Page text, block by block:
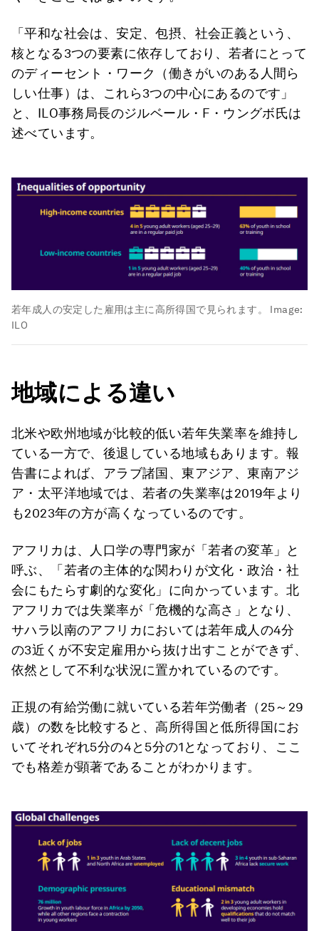
「平和な社会は、安定、包摂、社会正義という、
核となる3つの要素に依存しており、若者にとって
のディーセント・ワーク（働きがいのある人間ら
しい仕事）は、これら3つの中心にあるのです」
と、ILO事務局長のジルベール・F・ウングボ氏は
述べています。
若年成人の安定した雇用は主に高所得国で見られます。
Image:
ILO
地域による違い
北米や欧州地域が比較的低い若年失業率を維持し
ている一方で、後退している地域もあります。報
告書によれば、アラブ諸国、東アジア、東南アジ
ア・太平洋地域では、若者の失業率は2019年より
も2023年の方が高くなっているのです。
アフリカは、人口学の専門家が「若者の変革」と
呼ぶ、「若者の主体的な関わりが文化・政治・社
会にもたらす劇的な変化」に向かっています。北
アフリカでは失業率が「危機的な高さ」となり、
サハラ以南のアフリカにおいては若年成人の4分
の3近くが不安定雇用から抜け出すことができず、
依然として不利な状況に置かれているのです。
正規の有給労働に就いている若年労働者（25～29
歳）の数を比較すると、高所得国と低所得国にお
いてそれぞれ5分の4と5分の1となっており、ここ
でも格差が顕著であることがわかります。